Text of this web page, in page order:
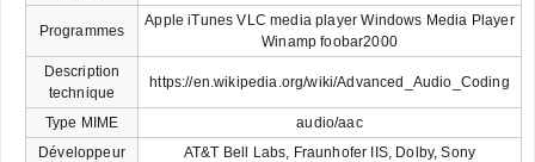
Programmes
Apple iTunes VLC media player Windows Media Player
Winamp foobar2000
Description
technique
https://en.wikipedia.org/wiki/Advanced_Audio_Coding
Type MIME
audio/aac
Développeur
AT&T Bell Labs, Fraunhofer IIS, Dolby, Sony